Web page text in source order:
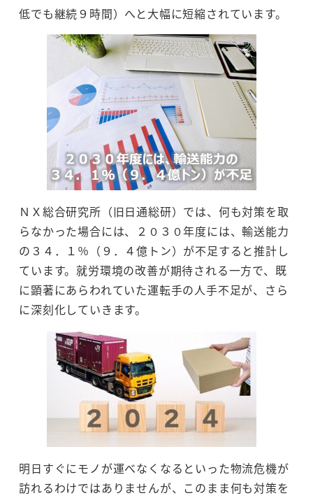
低でも継続９時間）へと大幅に短縮されています。
ＮＸ総合研究所（旧日通総研）では、何も対策を取
らなかった場合には、２０３０年度には、輸送能力
の３４．１％（９．４億トン）が不足すると推計し
ています。就労環境の改善が期待される一方で、既
に顕著にあらわれていた運転手の人手不足が、さら
に深刻化していきます。
明日すぐにモノが運べなくなるといった物流危機が
訪れるわけではありませんが、このまま何も対策を